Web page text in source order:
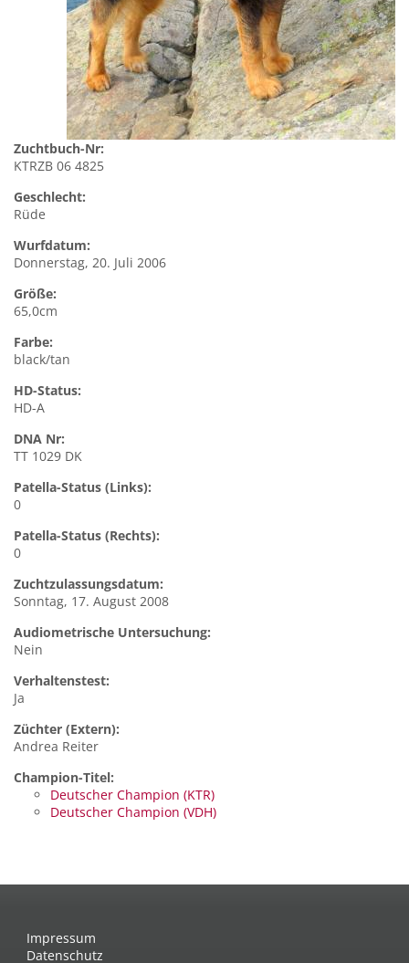
Zuchtbuch-Nr:
KTRZB 06 4825
Geschlecht:
Rüde
Wurfdatum:
Donnerstag, 20. Juli 2006
Größe:
65,0cm
Farbe:
black/tan
HD-Status:
HD-A
DNA Nr:
TT 1029 DK
Patella-Status (Links):
0
Patella-Status (Rechts):
0
Zuchtzulassungsdatum:
Sonntag, 17. August 2008
Audiometrische Untersuchung:
Nein
Verhaltenstest:
Ja
Züchter (Extern):
Andrea Reiter
Champion-Titel:
Deutscher Champion (KTR)
Deutscher Champion (VDH)
Impressum
Datenschutz